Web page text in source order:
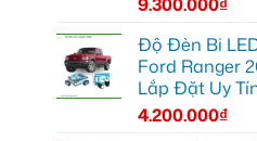
Độ Đèn Bi
Ford Ranger
Lắp Đặt Uy
4.200.000₫